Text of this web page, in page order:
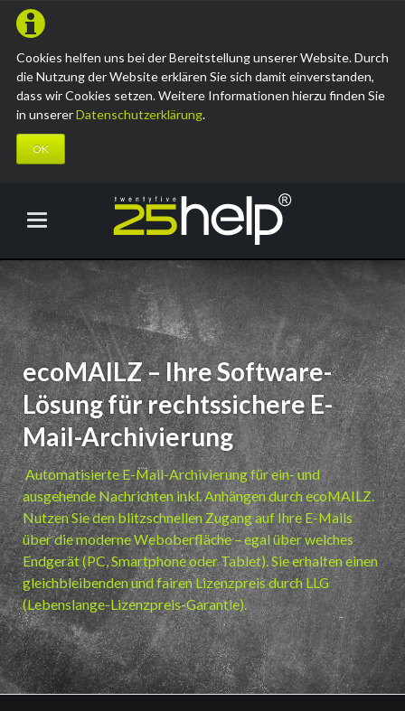
Cookies helfen uns bei der Bereitstellung unserer Website. Durch
die Nutzung der Website erklären Sie sich damit einverstanden,
dass wir Cookies setzen. Weitere Informationen hierzu finden Sie
in unsererDatenschutzerklärung.
OK
ecoMAILZ – Ihre Software-
Lösung für rechtssichere E-
Mail-Archivierung
Automatisierte E-Mail-Archivierung für ein- und
ausgehende Nachrichten inkl. Anhängen durch ecoMAILZ.
Nutzen Sie den blitzschnellen Zugang auf Ihre E-Mails
über die moderne Weboberfläche – egal über welches
Endgerät (PC, Smartphone oder Tablet). Sie erhalten einen
gleichbleibenden und fairen Lizenzpreis durch LLG
(Lebenslange-Lizenzpreis-Garantie).